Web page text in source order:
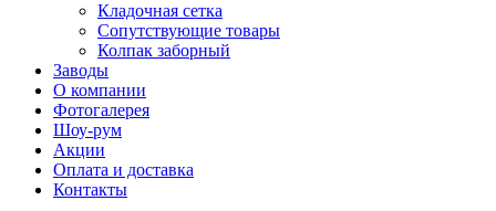
Кладочная сетка
Сопутствующие товары
Колпак заборный
Заводы
О компании
Фотогалерея
Шоу-рум
Акции
Оплата и доставка
Контакты